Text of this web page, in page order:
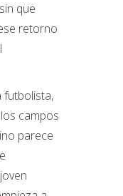
que
retorno
futbolista,
campos
parece